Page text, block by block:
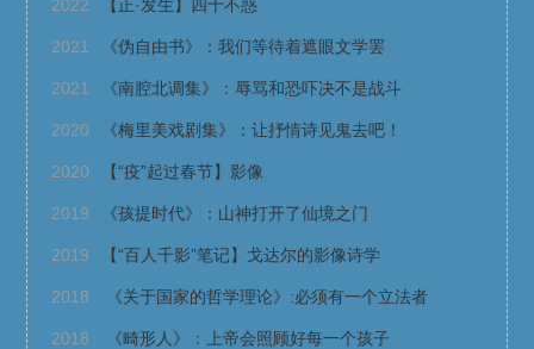
2022 【正·发生】四十不惑
2021 《伪自由书》：我们等待着遮眼文学罢
2021 《南腔北调集》：辱骂和恐吓决不是战斗
2020 《梅里美戏剧集》：让抒情诗见鬼去吧！
2020 【“疫”起过春节】影像
2019 《孩提时代》：山神打开了仙境之门
2019 【“百人千影”笔记】戈达尔的影像诗学
2018 《关于国家的哲学理论》:必须有一个立法者
2018 《畸形人》：上帝会照顾好每一个孩子